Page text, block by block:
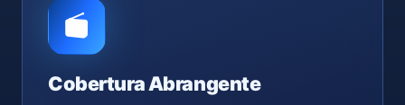
Cobertura Abrangente